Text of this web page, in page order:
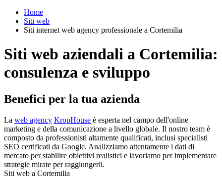
Home
Siti web
Siti internet web agency professionale a Cortemilia
Siti web aziendali a Cortemilia:
consulenza e sviluppo
Benefici per la tua azienda
La web agency KropHouse è esperta nel campo dell'online
marketing e della comunicazione a livello globale. Il nostro team è
composto da professionisti altamente qualificati, inclusi specialisti
SEO certificati da Google. Analizziamo attentamente i dati di
mercato per stabilire obiettivi realistici e lavoriamo per implementare
strategie mirate per raggiungerli.
Siti web a Cortemilia